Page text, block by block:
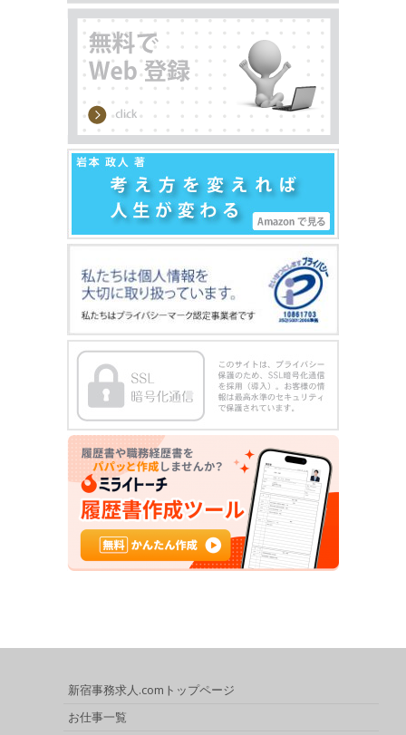
新宿事務求人.comトップページ
お仕事一覧